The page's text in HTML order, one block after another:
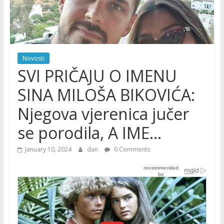
Novosti
SVI PRIČAJU O IMENU
SINA MILOŠA BIKOVIĆA:
Njegova vjerenica jučer
se porodila, A IME…
January 10, 2024 dan 0 Comments